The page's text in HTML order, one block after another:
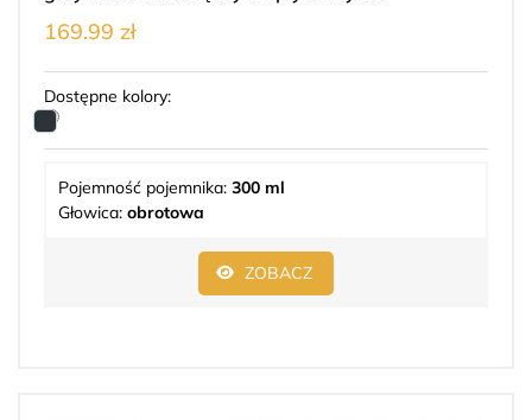
169.99 zł
Dostępne kolory:
Pojemność pojemnika: 300 ml
Głowica: obrotowa
ZOBACZ